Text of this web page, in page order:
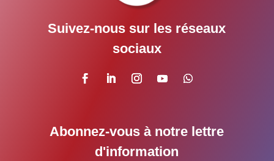
Suivez-nous sur les réseaux
sociaux
Abonnez-vous à notre lettre
d'information